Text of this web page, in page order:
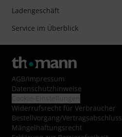
Ladengeschäft
Service im Überblick
AGB/Impressum
Datenschutzhinweise
Widerrufsrecht für Verbraucher
Bestellvorgang/Vertragsabschluss
Mängelhaftungsrecht